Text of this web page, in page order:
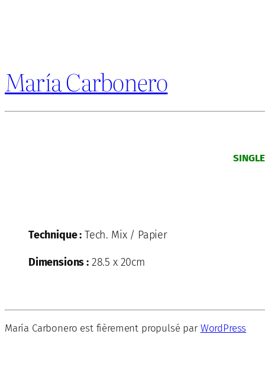
María Carbonero
Technique : Tech. Mix / Papier
Dimensions :28.5 x 20cm
María Carbonero est fièrement propulsé par WordPress